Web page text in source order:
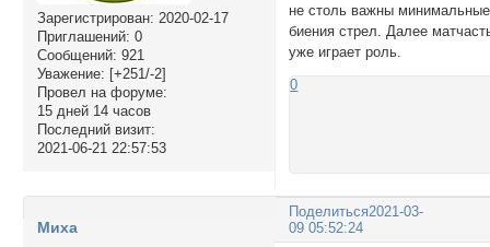
Зарегистрирован: 2020-02-17
Приглашений: 0
Сообщений: 921
Уважение: [+251/-2]
Провел на форуме:
15 дней 14 часов
Последний визит:
2021-06-21 22:57:53
не столь важны минимальные
биения стрел. Далее
уже играет роль.
0
Поделиться2021-03-
09 05:52:24
Миха